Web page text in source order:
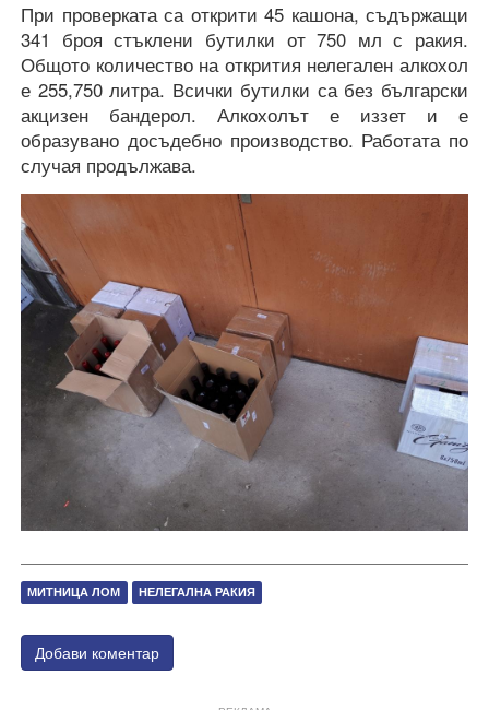
При проверката са открити 45 кашона, съдържащи
341 броя стъклени бутилки от 750 мл с ракия.
Общото количество на открития нелегален алкохол
е 255,750 литра. Всички бутилки са без български
акцизен бандерол. Алкохолът е иззет и е
образувано досъдебно производство. Работата по
случая продължава.
МИТНИЦА ЛОМ НЕЛЕГАЛНА РАКИЯ
Добави коментар